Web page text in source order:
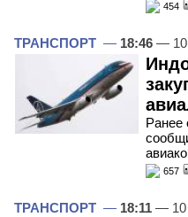
454
ТРАНСПОРТ — 18:46 —
Ранее
657
ТРАНСПОРТ — 18:11 — 10